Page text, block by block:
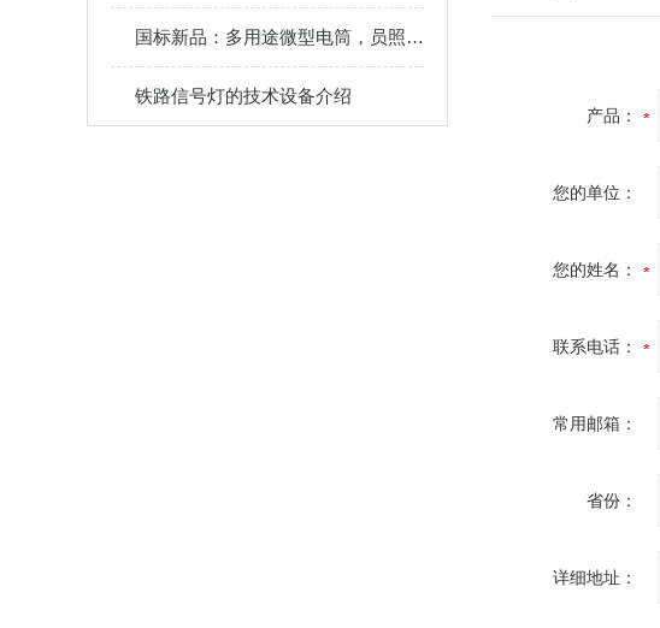
国标新品：多用途微型电筒，员照明灯具（统型款）
铁路信号灯的技术设备介绍
产品：
您的单位：
您的姓名：
联系电话：
常用邮箱：
省份：
详细地址：